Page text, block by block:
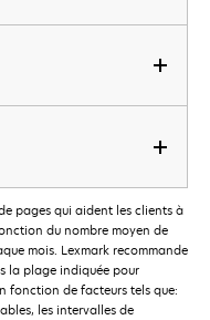
pages qui aident les clients à
du nombre moyen de
mois. Lexmark recommande
la plage indiquée pour
fonction de facteurs tels que:
les intervalles de